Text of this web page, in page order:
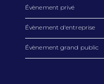
Évènement privé
Évènement d'entreprise
Évènement grand public